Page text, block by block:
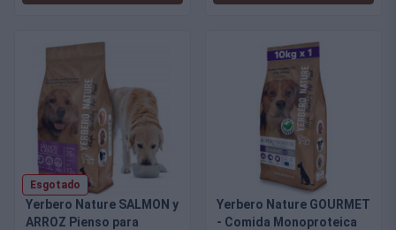
Esgotado
Yerbero Nature SALMON y
ARROZ Pienso para
Yerbero Nature GOURMET
- Comida Monoproteica